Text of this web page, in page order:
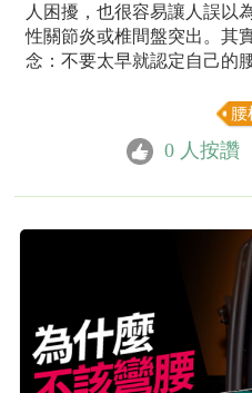
人困擾，也很容易讓人誤以
性關節炎或椎間盤突出。其
念：不要太早就認定自己的
腰
0 人按讚